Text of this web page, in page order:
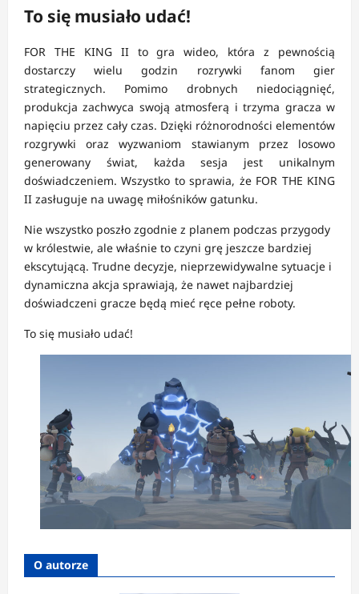
To się musiało udać!
FOR THE KING II to gra wideo, która z pewnością
dostarczy wielu godzin rozrywki fanom gier
strategicznych. Pomimo drobnych niedociągnięć,
produkcja zachwyca swoją atmosferą i trzyma gracza w
napięciu przez cały czas. Dzięki różnorodności elementów
rozgrywki oraz wyzwaniom stawianym przez losowo
generowany świat, każda sesja jest unikalnym
doświadczeniem. Wszystko to sprawia, że FOR THE KING
II zasługuje na uwagę miłośników gatunku.
Nie wszystko poszło zgodnie z planem podczas przygody
w królestwie, ale właśnie to czyni grę jeszcze bardziej
ekscytującą. Trudne decyzje, nieprzewidywalne sytuacje i
dynamiczna akcja sprawiają, że nawet najbardziej
doświadczeni gracze będą mieć ręce pełne roboty.
To się musiało udać!
O autorze